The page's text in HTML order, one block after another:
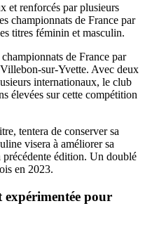
et renforcés par plusieurs
championnats de France par
titres féminin et masculin.
de France par
sur-Yvette. Avec deux
internationaux, le club
élevées sur cette compétition
tentera de conserver sa
visera à améliorer sa
édition. Un doublé
en 2023.
expérimentée pour